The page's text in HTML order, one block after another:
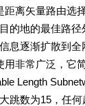
由选择协议的
的地的最佳路
息逐渐扩散到全
，它简单、可
Length
跳数为15，任